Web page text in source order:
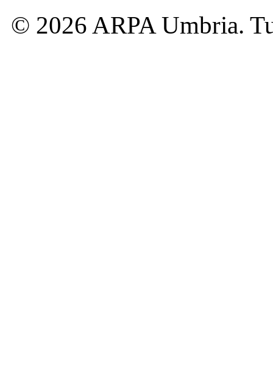
© 2026 ARPA Umbria.